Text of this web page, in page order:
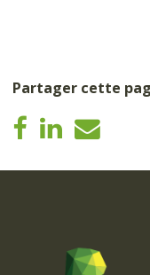
Partager cette